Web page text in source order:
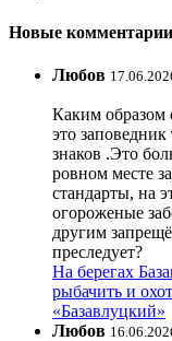
Новые комментарии
Любов
Каким образом
это
знаков .Это
ровном месте
стандарты, на
огороженые
другим
преследует?
На берегах
рыбачить и
«Базавлуцкий»
Любов